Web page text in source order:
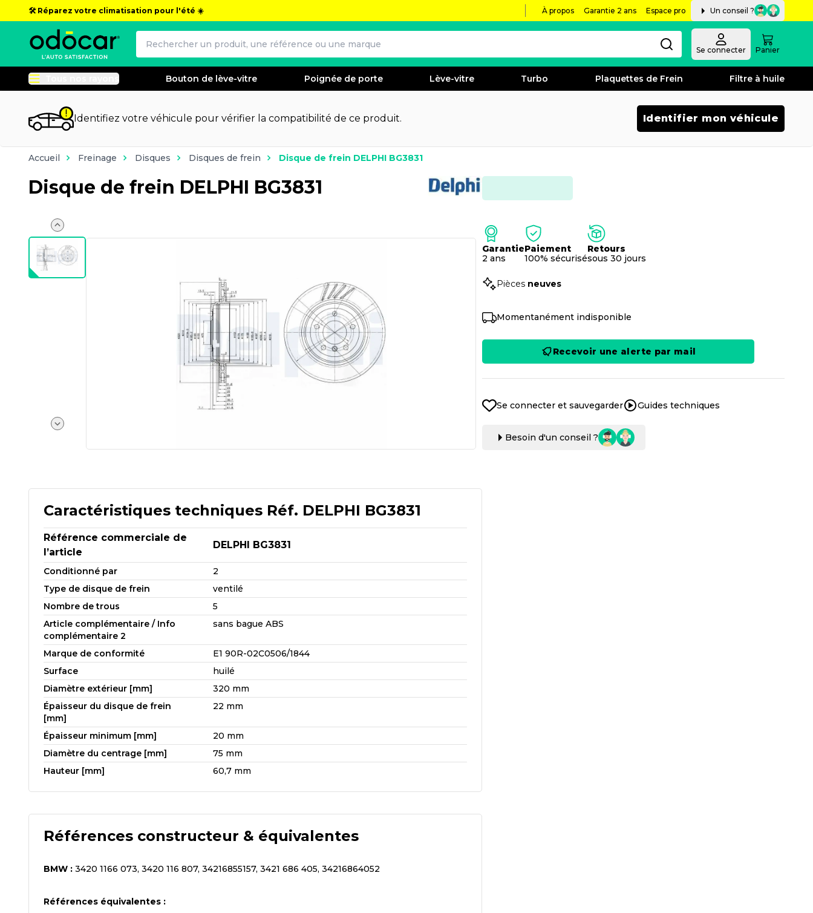
🛠️ Réparez votre climatisation pour l'été ☀️ À propos Garantie 2 ans Espace pro Un conseil ?
Se connecter Panier
Tous nos rayons Bouton de lève-vitre Poignée de porte Lève-vitre Turbo Plaquettes de Frein Filtre à huile
Identifiez votre véhicule pour vérifier la compatibilité de ce produit. Identifier mon véhicule
Accueil Freinage Disques Disques de frein Disque de frein DELPHI BG3831
Disque de frein DELPHI BG3831
Caractéristiques techniques Réf. DELPHI BG3831
Référence commerciale de
l’article
DELPHI BG3831
Conditionné par
2
Type de disque de frein
ventilé
Nombre de trous
5
Article complémentaire / Info
complémentaire 2
sans bague ABS
Marque de conformité
E1 90R-02C0506/1844
Surface
huilé
Diamètre extérieur [mm]
320 mm
Épaisseur du disque de frein
[mm]
22 mm
Épaisseur minimum [mm]
20 mm
Diamètre du centrage [mm]
75 mm
Hauteur [mm]
60,7 mm
Références constructeur & équivalentes
BMW : 3420 1166 073, 3420 116 807, 34216855157, 3421 686 405, 34216864052
Références équivalentes :
Garantie
2 ans
Paiement
100% sécurisé
Retours
sous 30 jours
Pièces neuves
Momentanément indisponible
Recevoir une alerte par mail
Se connecter et sauvegarder Guides techniques
Besoin d'un conseil ?